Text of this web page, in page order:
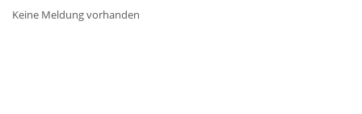
Keine Meldung vorhanden